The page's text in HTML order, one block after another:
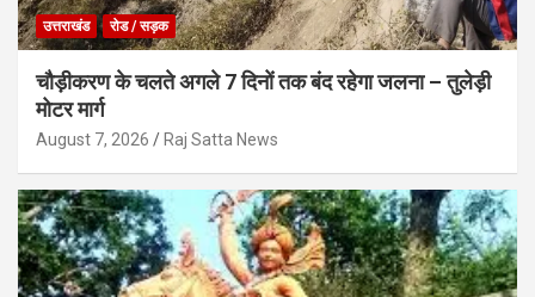
उत्तराखंड रोड / सड़क
चौड़ीकरण के चलते अगले 7 दिनों तक बंद रहेगा जलना – तुलेड़ी
मोटर मार्ग
August 7, 2026 Raj Satta News